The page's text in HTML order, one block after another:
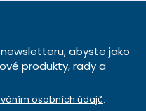
abyste jako
produkty, rady a
osobních údajů.